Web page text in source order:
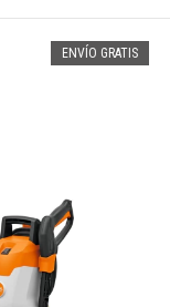
ENVÍO GRATIS